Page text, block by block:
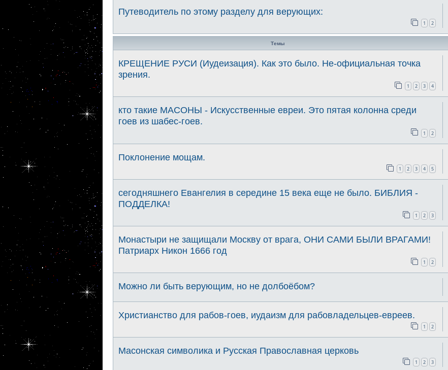
Путеводитель по этому разделу для верующих:
1 2
Темы
КРЕЩЕНИЕ РУСИ (Иудеизация). Как это было. Не-официальная точка
зрения.
1 2 3 4
кто такие МАСОНЫ - Искусственные евреи. Это пятая колонна среди
гоев из шабес-гоев.
1 2
Поклонение мощам.
1 2 3 4 5
сегодняшнего Евангелия в середине 15 века еще не было. БИБЛИЯ -
ПОДДЕЛКА!
1 2 3
Монастыри не защищали Москву от врага, ОНИ САМИ БЫЛИ ВРАГАМИ!
Патриарх Никон 1666 год
1 2
Можно ли быть верующим, но не долбоёбом?
Христианство для рабов-гоев, иудаизм для рабовладельцев-евреев.
1 2
Масонская символика и Русская Православная церковь
1 2 3